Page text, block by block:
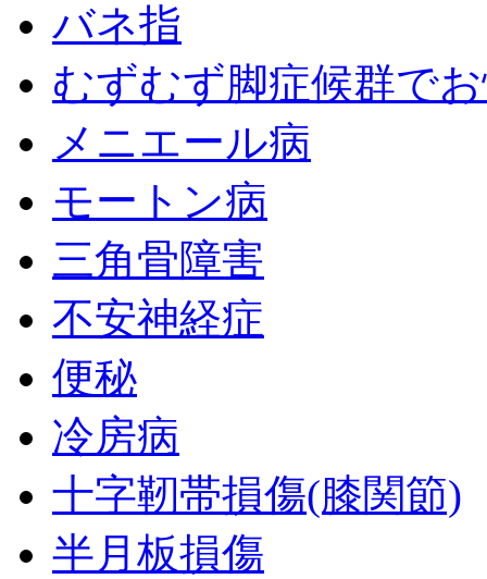
バネ指
むずむず脚症候群で
メニエール病
モートン病
三角骨障害
不安神経症
便秘
冷房病
十字靭帯損傷(膝関節)
半月板損傷